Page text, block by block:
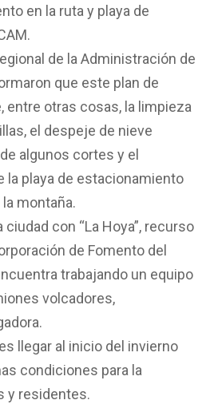
en la ruta y playa de
de la Administración de
que este plan de
entre otras cosas, la limpieza
el despeje de nieve
algunos cortes y el
la playa de estacionamiento
montaña.
con “La Hoya”, recurso
de Fomento del
trabajando un equipo
volcadores,
llegar al inicio del invierno
condiciones para la
y residentes.